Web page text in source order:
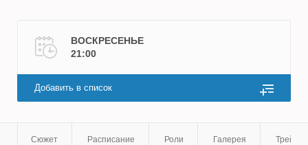
ВОСКРЕСЕНЬЕ
21:00
Добавить в список
Сюжет Расписание Роли Галерея